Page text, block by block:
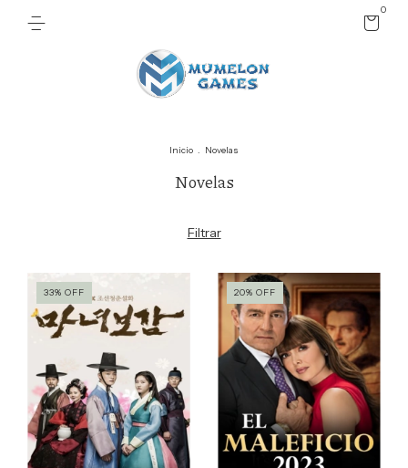
0
Inicio . Novelas
Novelas
Filtrar
33% OFF 20% OFF